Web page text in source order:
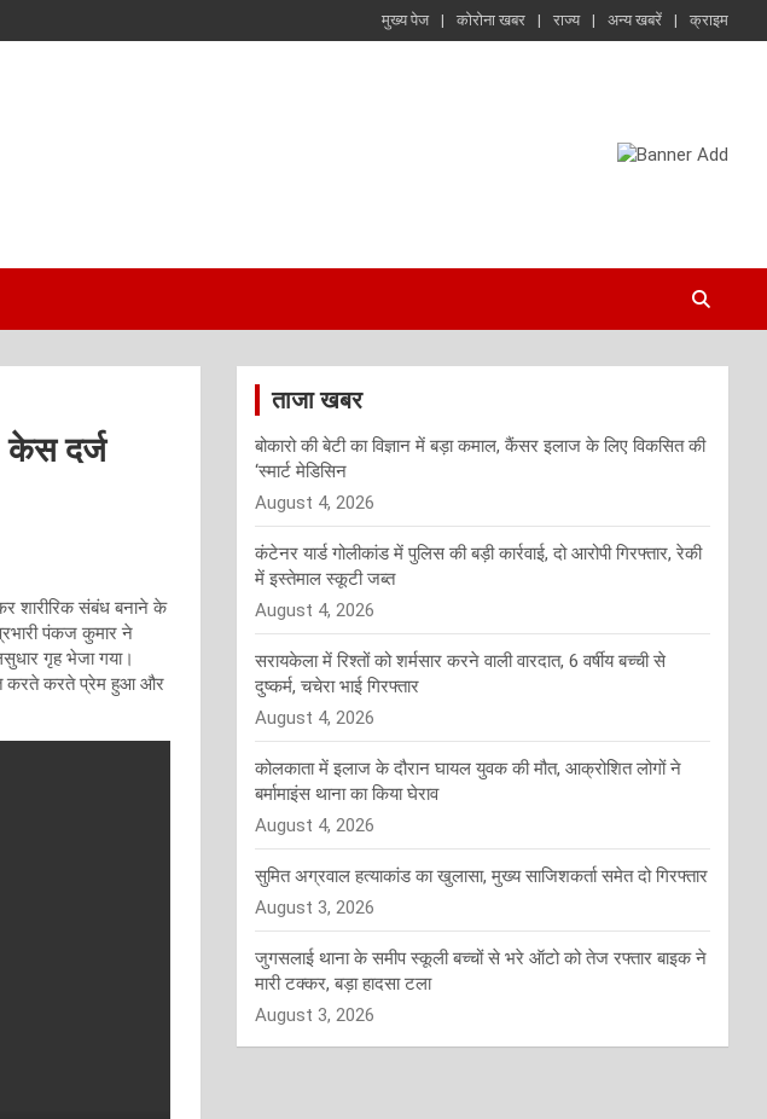
मुख्य पेज कोरोना खबर राज्य अन्य खबरें क्राइम
केस दर्ज
शारीरिक संबंध बनाने के
पंकज कुमार ने
गृह भेजा गया।
करते करते प्रेम हुआ और
ताजा खबर
बोकारो की बेटी का विज्ञान में बड़ा कमाल, कैंसर इलाज के लिए विकसित की
‘स्मार्ट मेडिसिन
August 4, 2026
कंटेनर यार्ड गोलीकांड में पुलिस की बड़ी कार्रवाई, दो आरोपी गिरफ्तार, रेकी
में इस्तेमाल स्कूटी जब्त
August 4, 2026
सरायकेला में रिश्तों को शर्मसार करने वाली वारदात, 6 वर्षीय बच्ची से
दुष्कर्म, चचेरा भाई गिरफ्तार
August 4, 2026
कोलकाता में इलाज के दौरान घायल युवक की मौत, आक्रोशित लोगों ने
बर्मामाइंस थाना का किया घेराव
August 4, 2026
सुमित अग्रवाल हत्याकांड का खुलासा, मुख्य साजिशकर्ता समेत दो गिरफ्तार
August 3, 2026
जुगसलाई थाना के समीप स्कूली बच्चों से भरे ऑटो को तेज रफ्तार बाइक ने
मारी टक्कर, बड़ा हादसा टला
August 3, 2026